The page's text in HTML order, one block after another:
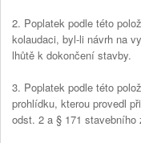
2. Poplatek podle této
kolaudaci, byl-li návrh na
lhůtě k dokončení stavby.
3. Poplatek podle této
prohlídku, kterou provedl
odst. 2 a § 171 stavebního